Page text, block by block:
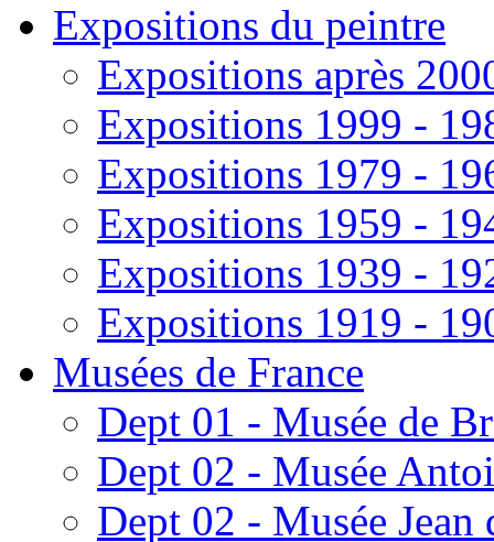
Expositions du peintre
Expositions après
Expositions 1999 -
Expositions 1979 -
Expositions 1959 -
Expositions 1939 -
Expositions 1919 -
Musées de France
Dept 01 - Musée de
Dept 02 - Musée
Dept 02 - Musée